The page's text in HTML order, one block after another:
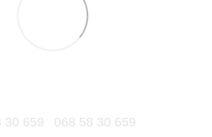
30 659
068 58 30 659